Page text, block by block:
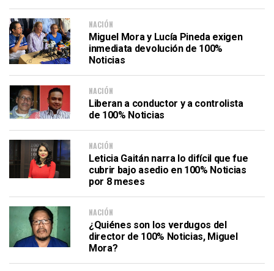
NACIÓN
Miguel Mora y Lucía Pineda exigen
inmediata devolución de 100%
Noticias
NACIÓN
Liberan a conductor y a controlista
de 100% Noticias
NACIÓN
Leticia Gaitán narra lo difícil que fue
cubrir bajo asedio en 100% Noticias
por 8 meses
NACIÓN
¿Quiénes son los verdugos del
director de 100% Noticias, Miguel
Mora?